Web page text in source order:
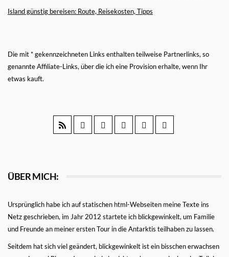
Island günstig bereisen: Route, Reisekosten, Tipps
Die mit * gekennzeichneten Links enthalten teilweise Partnerlinks, so
genannte Affiliate-Links, über die ich eine Provision erhalte, wenn Ihr
etwas kauft.
ÜBER MICH:
Ursprünglich habe ich auf statischen html-Webseiten meine Texte ins
Netz geschrieben, im Jahr 2012 startete ich blickgewinkelt, um Familie
und Freunde an meiner ersten Tour in die Antarktis teilhaben zu lassen.
Seitdem hat sich viel geändert, blickgewinkelt ist ein bisschen erwachsen